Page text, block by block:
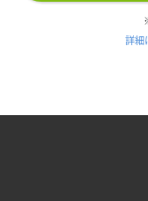
詳細